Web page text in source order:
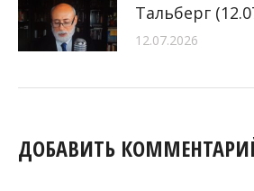
Тальберг
12.07.2026
ДОБАВИТЬ